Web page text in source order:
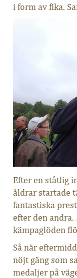
i form av fika.
Efter en ståtlig
åldrar startade
fantastiska
efter den
kämpaglöden
Så när
nöjt gäng som
medaljer på